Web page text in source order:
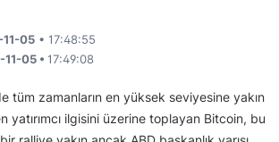
05 • 17:48:55
11-05 • 17:49:08
tüm zamanların en yüksek seviyesine yakın
yatırımcı ilgisini üzerine toplayan Bitcoin, bu